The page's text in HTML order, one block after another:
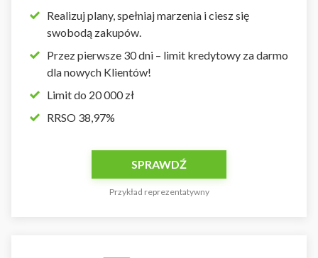
Realizuj plany, spełniaj marzenia i ciesz się
swobodą zakupów.
Przez pierwsze 30 dni – limit kredytowy za darmo
dla nowych Klientów!
Limit do 20 000 zł
RRSO 38,97%
SPRAWDŹ
Przykład reprezentatywny